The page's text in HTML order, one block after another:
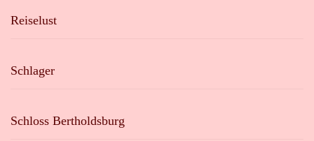
Reiselust
Schlager
Schloss Bertholdsburg